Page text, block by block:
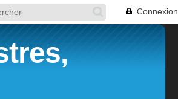
Connexion